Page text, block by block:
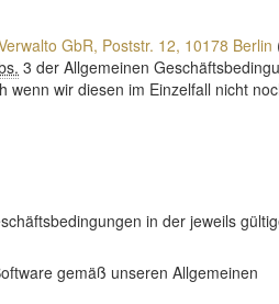
GbR, Poststr. 12, 10178 Berlin
3 der Allgemeinen
wir diesen im Einzelfall nicht
in der jeweils
gemäß unseren Allgemeinen